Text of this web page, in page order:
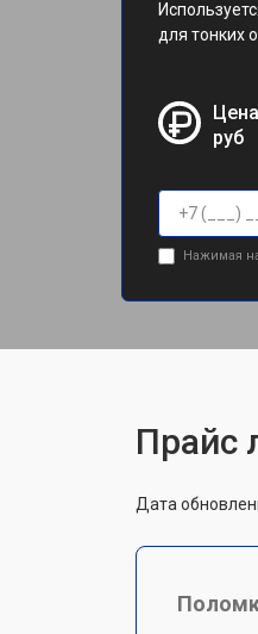
для тонких
руб
Нажимая
Прайс
Дата